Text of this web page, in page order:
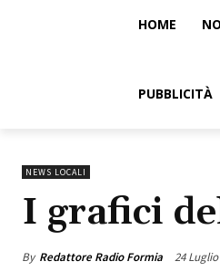
HOME
PUBBLICITÀ
NEWS LOCALI
I grafici
By Redattore Radio Formia 24 Luglio